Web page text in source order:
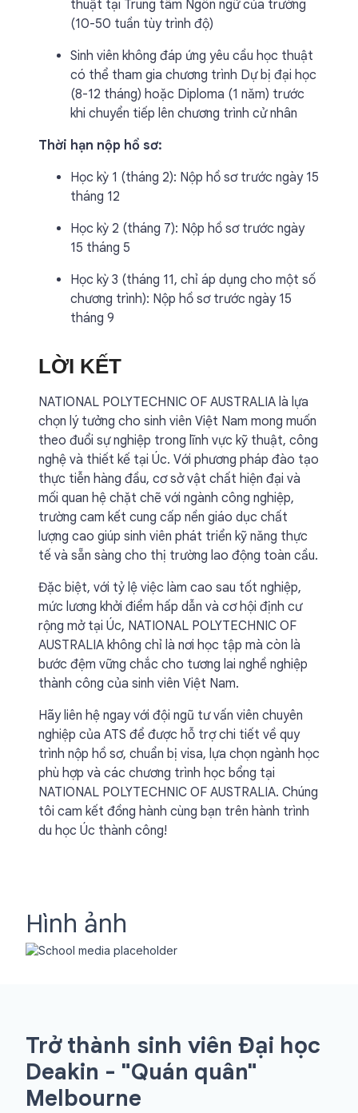
thuật tại Trung tâm Ngôn ngữ của trường
(10-50 tuần tùy trình độ)
Sinh viên không đáp ứng yêu cầu học thuật
có thể tham gia chương trình Dự bị đại học
(8-12 tháng) hoặc Diploma (1 năm) trước
khi chuyển tiếp lên chương trình cử nhân
Thời hạn nộp hồ sơ:
Học kỳ 1 (tháng 2): Nộp hồ sơ trước ngày 15
tháng 12
Học kỳ 2 (tháng 7): Nộp hồ sơ trước ngày
15 tháng 5
Học kỳ 3 (tháng 11, chỉ áp dụng cho một số
chương trình): Nộp hồ sơ trước ngày 15
tháng 9
LỜI KẾT
NATIONAL POLYTECHNIC OF AUSTRALIA là lựa
chọn lý tưởng cho sinh viên Việt Nam mong muốn
theo đuổi sự nghiệp trong lĩnh vực kỹ thuật, công
nghệ và thiết kế tại Úc. Với phương pháp đào tạo
thực tiễn hàng đầu, cơ sở vật chất hiện đại và
mối quan hệ chặt chẽ với ngành công nghiệp,
trường cam kết cung cấp nền giáo dục chất
lượng cao giúp sinh viên phát triển kỹ năng thực
tế và sẵn sàng cho thị trường lao động toàn cầu.
Đặc biệt, với tỷ lệ việc làm cao sau tốt nghiệp,
mức lương khởi điểm hấp dẫn và cơ hội định cư
rộng mở tại Úc, NATIONAL POLYTECHNIC OF
AUSTRALIA không chỉ là nơi học tập mà còn là
bước đệm vững chắc cho tương lai nghề nghiệp
thành công của sinh viên Việt Nam.
Hãy liên hệ ngay với đội ngũ tư vấn viên chuyên
nghiệp của ATS để được hỗ trợ chi tiết về quy
trình nộp hồ sơ, chuẩn bị visa, lựa chọn ngành học
phù hợp và các chương trình học bổng tại
NATIONAL POLYTECHNIC OF AUSTRALIA. Chúng
tôi cam kết đồng hành cùng bạn trên hành trình
du học Úc thành công!
Hình ảnh
Trở thành sinh viên Đại học
Deakin - "Quán quân"
Melbourne